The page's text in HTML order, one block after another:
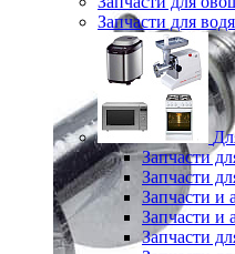
Запчасти для
Запчасти
Запчасти
Запчасти и
Запчасти и
Запчасти